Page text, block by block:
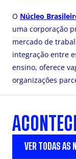
O Núcleo
uma corporação
mercado de
integração entre
ensino, oferece
organizações
VER TODAS AS